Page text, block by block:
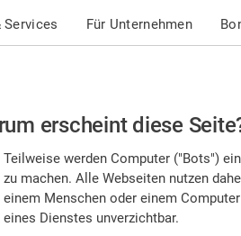
Services Für Unternehmen
erscheint diese
Teilweise werden Computer ("Bots")
zu machen. Alle Webseiten nutzen
einem Menschen oder einem
eines Dienstes unverzichtbar.